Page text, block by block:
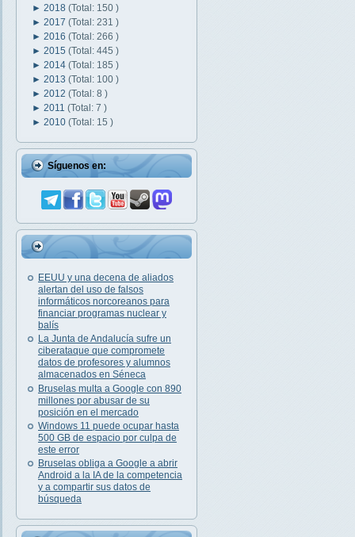
► 2018 (Total: 150 )
► 2017 (Total: 231 )
► 2016 (Total: 266 )
► 2015 (Total: 445 )
► 2014 (Total: 185 )
► 2013 (Total: 100 )
► 2012 (Total: 8 )
► 2011 (Total: 7 )
► 2010 (Total: 15 )
Síguenos en:
EEUU y una decena de aliados
alertan del uso de falsos
informáticos norcoreanos para
financiar programas nuclear y
balís
La Junta de Andalucía sufre un
ciberataque que compromete
datos de profesores y alumnos
almacenados en Séneca
Bruselas multa a Google con 890
millones por abusar de su
posición en el mercado
Windows 11 puede ocupar hasta
500 GB de espacio por culpa de
este error
Bruselas obliga a Google a abrir
Android a la IA de la competencia
y a compartir sus datos de
búsqueda